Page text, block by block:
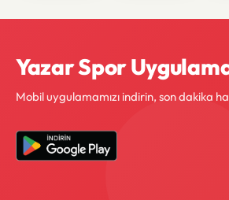
Yazar Spor
Mobil uygulamamızı indirin, son dakika